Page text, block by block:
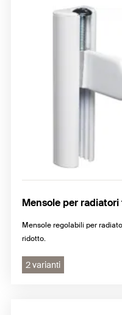
Mensole per radiatori
Mensole regolabili per
ridotto.
2 varianti